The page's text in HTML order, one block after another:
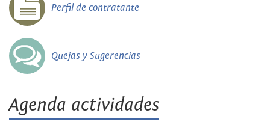
Perfil de contratante
Quejas y Sugerencias
Agenda actividades